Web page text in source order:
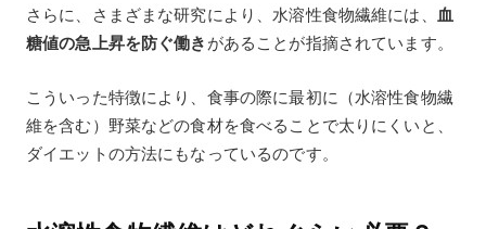
さらに、さまざまな研究により、水溶性食物繊維には、 血
糖値の急上昇を防ぐ働きがあることが指摘されています。
こういった特徴により、食事の際に最初に（水溶性食物繊
維を含む）野菜などの食材を食べることで太りにくいと、
ダイエットの方法にもなっているのです。